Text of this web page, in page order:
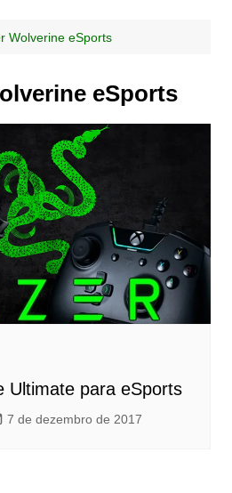
Wolverine eSports
eSports
Ultimate para eSports
7 de dezembro de 2017